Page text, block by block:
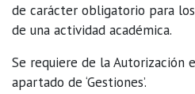
Escolares
Bell-lloc
de carácter obligatorio para
de una actividad académica.
Se requiere de la Autorización
apartado de ‘Gestiones’.